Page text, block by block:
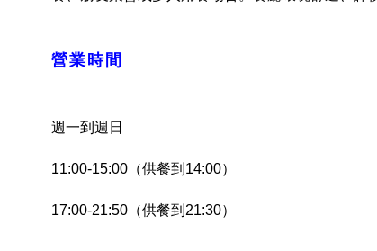
營業時間
週一到週日
11:00-15:00（供餐到14:00）
17:00-21:50（供餐到21:30）